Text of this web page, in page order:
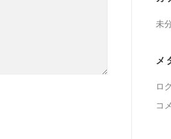
未
メ
ロ
コ